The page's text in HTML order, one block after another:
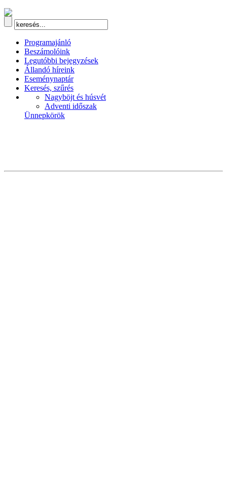
Programajánló
Beszámolóink
Legutóbbi bejegyzések
Állandó híreink
Eseménynaptár
Keresés, szűrés
Nagyböjt és húsvét
Adventi időszak
Ünnepkörök